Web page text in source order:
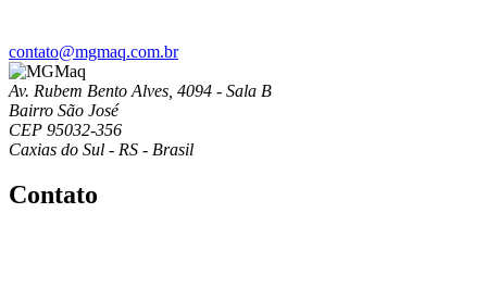
contato@mgmaq.com.br
Av. Rubem Bento Alves, 4094 - Sala B
Bairro São José
CEP 95032-356
Caxias do Sul - RS - Brasil
Contato